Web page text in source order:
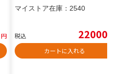
円
マイストア在庫： 2540
税込 22000
カートに入れる